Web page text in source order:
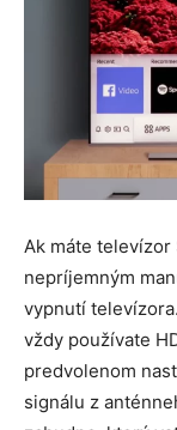
Ak máte televízor
nepríjemným
vypnutí
vždy používate
predvolenom
signálu z